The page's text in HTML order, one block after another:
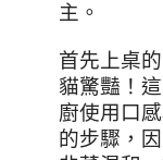
主。
首先上桌
貓驚豔！
廚使用口
的步驟，